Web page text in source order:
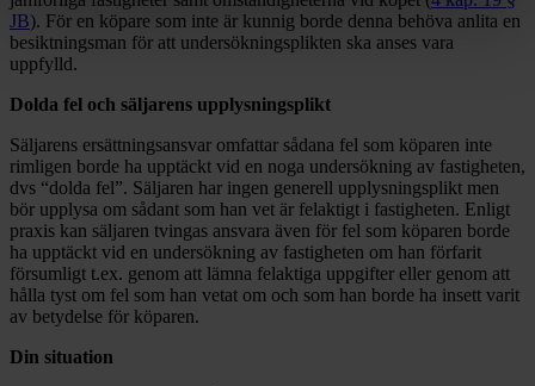
JB). För en köpare som inte är kunnig borde denna behöva anlita en
besiktningsman för att undersökningsplikten ska anses vara
uppfylld.
Dolda fel och säljarens upplysningsplikt
Säljarens ersättningsansvar omfattar sådana fel som köparen inte
rimligen borde ha upptäckt vid en noga undersökning av fastigheten,
dvs “dolda fel”. Säljaren har ingen generell upplysningsplikt men
bör upplysa om sådant som han vet är felaktigt i fastigheten. Enligt
praxis kan säljaren tvingas ansvara även för fel som köparen borde
ha upptäckt vid en undersökning av fastigheten om han förfarit
försumligt t.ex. genom att lämna felaktiga uppgifter eller genom att
hålla tyst om fel som han vetat om och som han borde ha insett varit
av betydelse för köparen.
Din situation